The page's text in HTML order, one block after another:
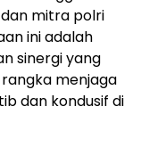
mitra polri
ini adalah
sinergi yang
menjaga
dan kondusif di